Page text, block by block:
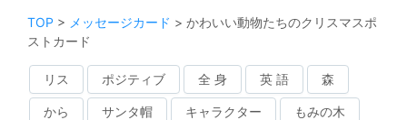
TOP > メッセージカード > かわいい動物たちのクリスマスポ
ストカード
リス ポジティブ 全 身 英 語 森
から サンタ帽 キャラクター もみの木